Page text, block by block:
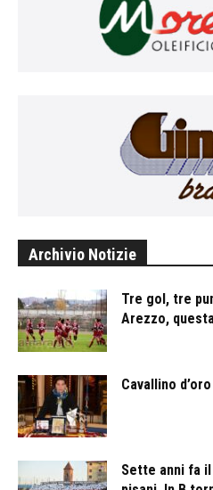
Archivio Notizie
Tre gol, tre
Arezzo,
Cavallino
Sette anni fa